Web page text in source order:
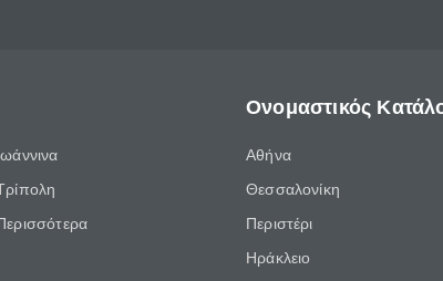
Ονομαστικός
Αθήνα
Θεσσαλονίκη
Περιστέρι
Ηράκλειο